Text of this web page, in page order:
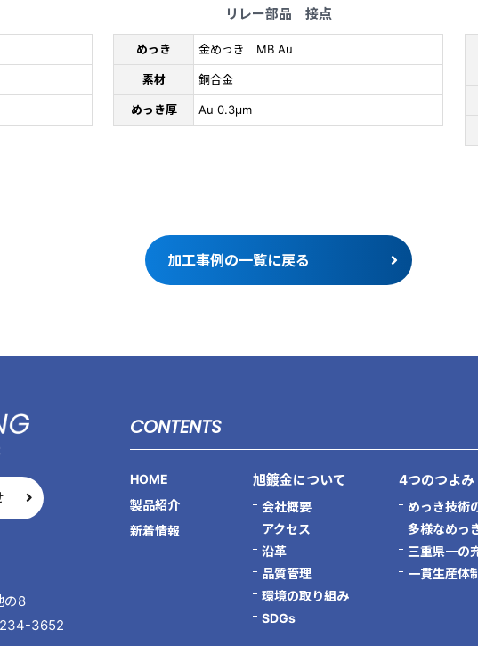
リレー部品 接点
めっき 金めっき MB Au
素材 銅合金
めっき厚 Au 0.3μm
加工事例の一覧に戻る
の8
3652
CONTENTS
HOME
製品紹介
新着情報
旭鍍金について
会社概要
アクセス
沿革
品質管理
環境の取り組み
SDGs
4つのつよみ
めっき技術
多様なめっ
三重県一の
一貫生産体